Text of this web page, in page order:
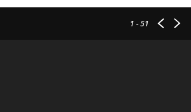
1 - 51